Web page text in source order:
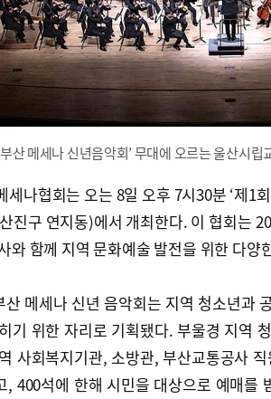
부산 메세나 신년음악회’ 무대에 오르는 울산시
세나협회는 오는 8일 오후 7시30분 ‘제1
진구 연지동)에서 개최한다. 이 협회는
와 함께 지역 문화예술 발전을 위한 다양
산 메세나 신년 음악회는 지역 청소년과
기 위한 자리로 기획됐다. 부울경 지역
사회복지기관, 소방관, 부산교통공사
, 400석에 한해 시민을 대상으로 예매를